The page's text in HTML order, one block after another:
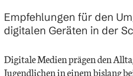
Empfehlungen für den
digitalen Geräten in der
Digitale Medien prägen den
Jugendlichen in einem bislang